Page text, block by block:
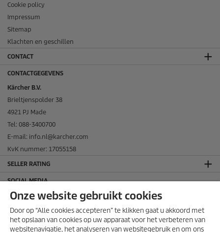
Cookie policy
Impressum
Sitemap
Klachten en geschillen
CONTACT
CONTACTGEGEVENS
Kärcher B.V.
Brieltjenspolder 38
4921 PJ Made
Tel: 088-3400700
E-mail: info.nl@karcher.com
KvK nummer: 17055158
SELLER RATING
SOCIAL MEDIA
Onze website gebruikt cookies
Door op “Alle cookies accepteren” te klikken gaat u akkoord met
het opslaan van cookies op uw apparaat voor het verbeteren van
websitenavigatie, het analyseren van websitegebruik en om ons